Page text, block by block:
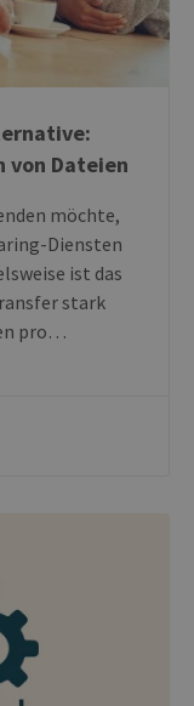
von Dateien
möchte,
Diensten
ist das
stark
pro…